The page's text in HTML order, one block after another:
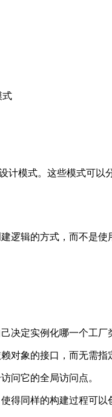
式
模式。这些模式可以
逻辑的方式，而不是
决定实例化哪一个工厂
对象的接口，而无需指
问它的全局访问点。
得同样的构建过程可以